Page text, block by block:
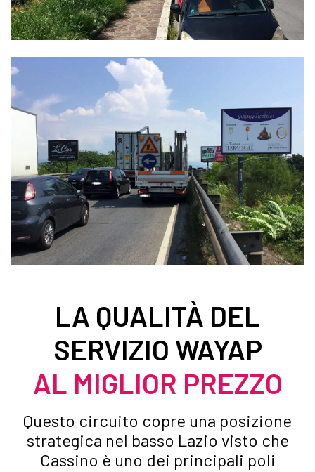
LA QUALITÀ DEL
SERVIZIO WAYAP
AL MIGLIOR PREZZO
Questo circuito copre una posizione
strategica nel basso Lazio visto che
Cassino è uno dei principali poli